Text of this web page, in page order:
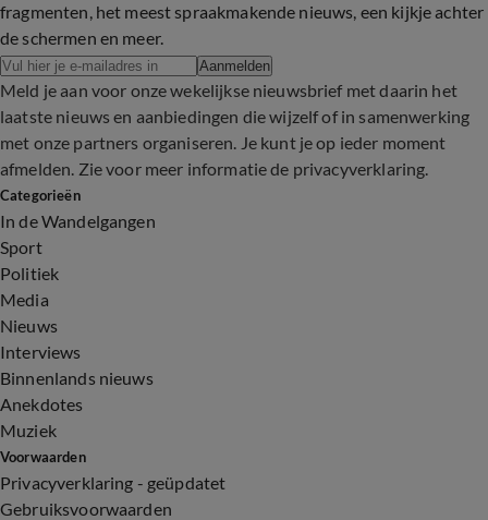
fragmenten, het meest spraakmakende nieuws, een kijkje achter
de schermen en meer.
Aanmelden
Meld je aan voor onze wekelijkse nieuwsbrief met daarin het
laatste nieuws en aanbiedingen die wijzelf of in samenwerking
met onze partners organiseren. Je kunt je op ieder moment
afmelden. Zie voor meer informatie de privacyverklaring.
Categorieën
In de Wandelgangen
Sport
Politiek
Media
Nieuws
Interviews
Binnenlands nieuws
Anekdotes
Muziek
Voorwaarden
Privacyverklaring - geüpdatet
Gebruiksvoorwaarden